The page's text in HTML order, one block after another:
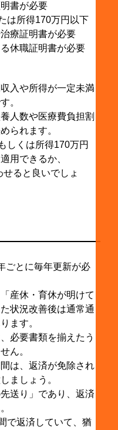
書が必要
は所得170万円以下
療証明書が必要
休職証明書が必要
入や所得が一定未満
。
人数や医療費負担割
られます。
しくは所得170万円
用できるか、
ると良いでしょ
ごとに毎年更新が必
産休・育休が明けて
状況改善後は通常通
ます。
必要書類を揃えたう
ん。
は、返済が免除され
ましょう。
送り」であり、返済
で返済していて、猶